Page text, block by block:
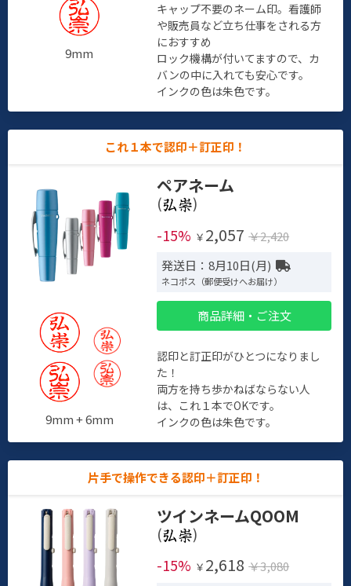
9mm
キャップ不要のネーム印。看護師
や販売員など立ち仕事をされる方
におすすめ
ロック機構が付いてますので、カ
バンの中に入れても安心です。
インクの色は朱色です。
これ１本で認印＋訂正印！
9mm + 6mm
ペアネーム
(
)
-15% ￥ 2,057 ￥2,420
発送日：8月10日(月)
ネコポス（郵便受けへお届け）
商品詳細・ご注文
認印と訂正印がひとつになりまし
た！
両方を持ち歩かねばならない人
は、これ１本でOKです。
インクの色は朱色です。
片手で操作できる認印＋訂正印！
ツインネームQOOM
(
)
-15% ￥ 2,618 ￥3,080